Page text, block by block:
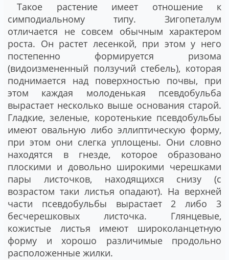
Такое растение имеет отношение к
симподиальному типу. Зигопеталум
отличается не совсем обычным характером
роста. Он растет лесенкой, при этом у него
постепенно формируется ризома
(видоизмененный ползучий стебель), которая
поднимается над поверхностью почвы, при
этом каждая молоденькая псевдобульба
вырастает несколько выше основания старой.
Гладкие, зеленые, коротенькие псевдобульбы
имеют овальную либо эллиптическую форму,
при этом они слегка уплощены. Они словно
находятся в гнезде, которое образовано
плоскими и довольно широкими черешками
пары листочков, находящихся снизу (с
возрастом таки листья опадают). На верхней
части псевдобульбы вырастает 2 либо 3
бесчерешковых листочка. Глянцевые,
кожистые листья имеют широколанцетную
форму и хорошо различимые продольно
расположенные жилки.